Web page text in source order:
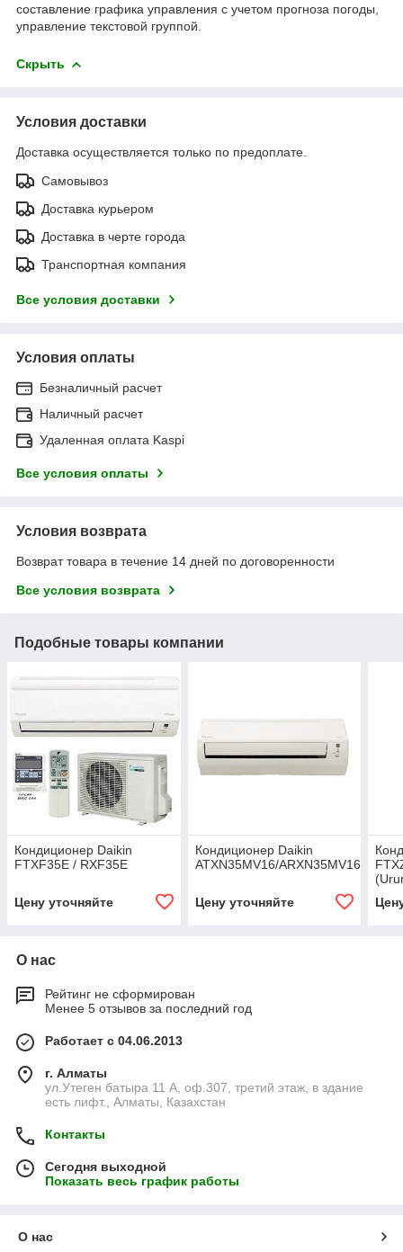
составление графика управления с учетом прогноза погоды,
управление текстовой группой.
Скрыть
Условия доставки
Доставка осуществляется только по предоплате.
Самовывоз
Доставка курьером
Доставка в черте города
Транспортная компания
Все условия доставки
Условия оплаты
Безналичный расчет
Наличный расчет
Удаленная оплата Kaspi
Все условия оплаты
Условия возврата
Возврат товара в течение 14 дней по договоренности
Все условия возврата
Подобные товары компании
Кондиционер Daikin
FTXF35E / RXF35E
Цену уточняйте
Кондиционер Daikin
ATXN35MV16/ARXN35MV16
Цену уточняйте
О нас
Рейтинг не сформирован
Менее 5 отзывов за последний год
Работает с 04.06.2013
г. Алматы
ул.Утеген батыра 11 А, оф.307, третий этаж, в здание
есть лифт., Алматы, Казахстан
Контакты
Сегодня выходной
Показать весь график работы
О нас